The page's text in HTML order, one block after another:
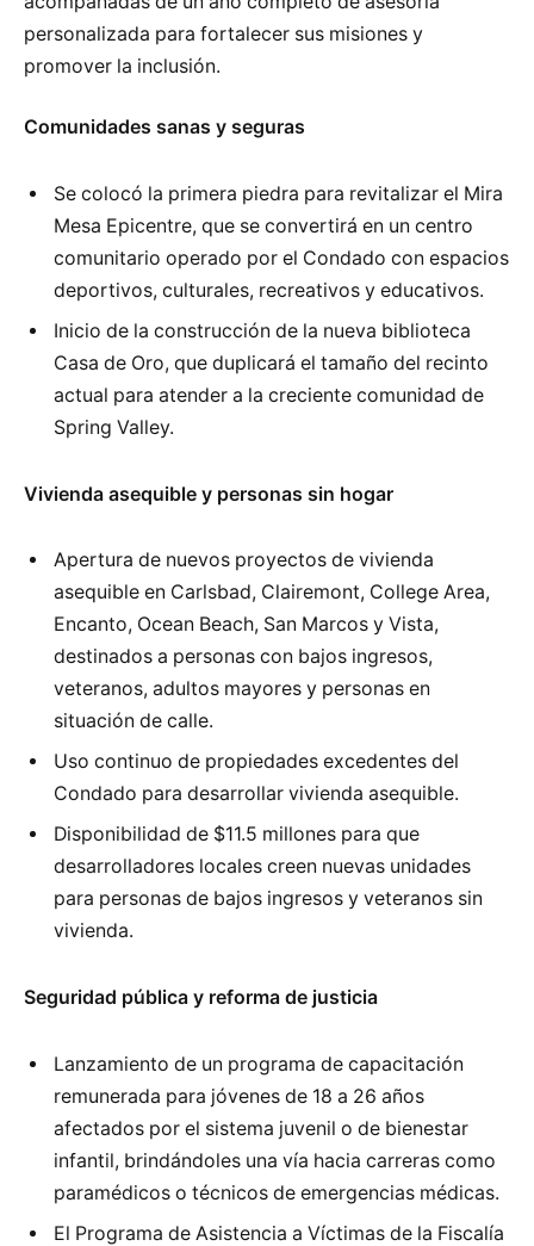
personalizada para fortalecer sus misiones y
promover la inclusión.
Comunidades sanas y seguras
Se colocó la primera piedra para revitalizar el Mira
Mesa Epicentre, que se convertirá en un centro
comunitario operado por el Condado con espacios
deportivos, culturales, recreativos y educativos.
Inicio de la construcción de la nueva biblioteca
Casa de Oro, que duplicará el tamaño del recinto
actual para atender a la creciente comunidad de
Spring Valley.
Vivienda asequible y personas sin hogar
Apertura de nuevos proyectos de vivienda
asequible en Carlsbad, Clairemont, College Area,
Encanto, Ocean Beach, San Marcos y Vista,
destinados a personas con bajos ingresos,
veteranos, adultos mayores y personas en
situación de calle.
Uso continuo de propiedades excedentes del
Condado para desarrollar vivienda asequible.
Disponibilidad de $11.5 millones para que
desarrolladores locales creen nuevas unidades
para personas de bajos ingresos y veteranos sin
vivienda.
Seguridad pública y reforma de justicia
Lanzamiento de un programa de capacitación
remunerada para jóvenes de 18 a 26 años
afectados por el sistema juvenil o de bienestar
infantil, brindándoles una vía hacia carreras como
paramédicos o técnicos de emergencias médicas.
El Programa de Asistencia a Víctimas de la Fiscalía